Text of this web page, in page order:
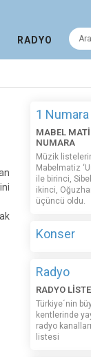
RADYO
1 Numara
MABEL
NUMARA
Müzik
Mabelmatiz
ile birinci,
ikinci,
üçüncü oldu.
Konser
Radyo
RADYO
Türkiye´nin
kentlerinde
radyo
listesi